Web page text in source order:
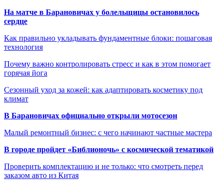
На матче в Барановичах у болельщицы остановилось
сердце
Как правильно укладывать фундаментные блоки: пошаговая
технология
Почему важно контролировать стресс и как в этом помогает
горячая йога
Сезонный уход за кожей: как адаптировать косметику под
климат
В Барановичах официально открыли мотосезон
Малый ремонтный бизнес: с чего начинают частные мастера
В городе пройдет «Библионочь» с космической тематикой
Проверить комплектацию и не только: что смотреть перед
заказом авто из Китая